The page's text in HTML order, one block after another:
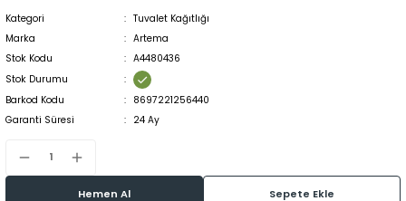
Kategori
Tuvalet Kağıtlığı
Marka
Artema
Stok Kodu
A4480436
Stok Durumu
Barkod Kodu
8697221256440
Garanti Süresi
24 Ay
Hemen Al Sepete Ekle